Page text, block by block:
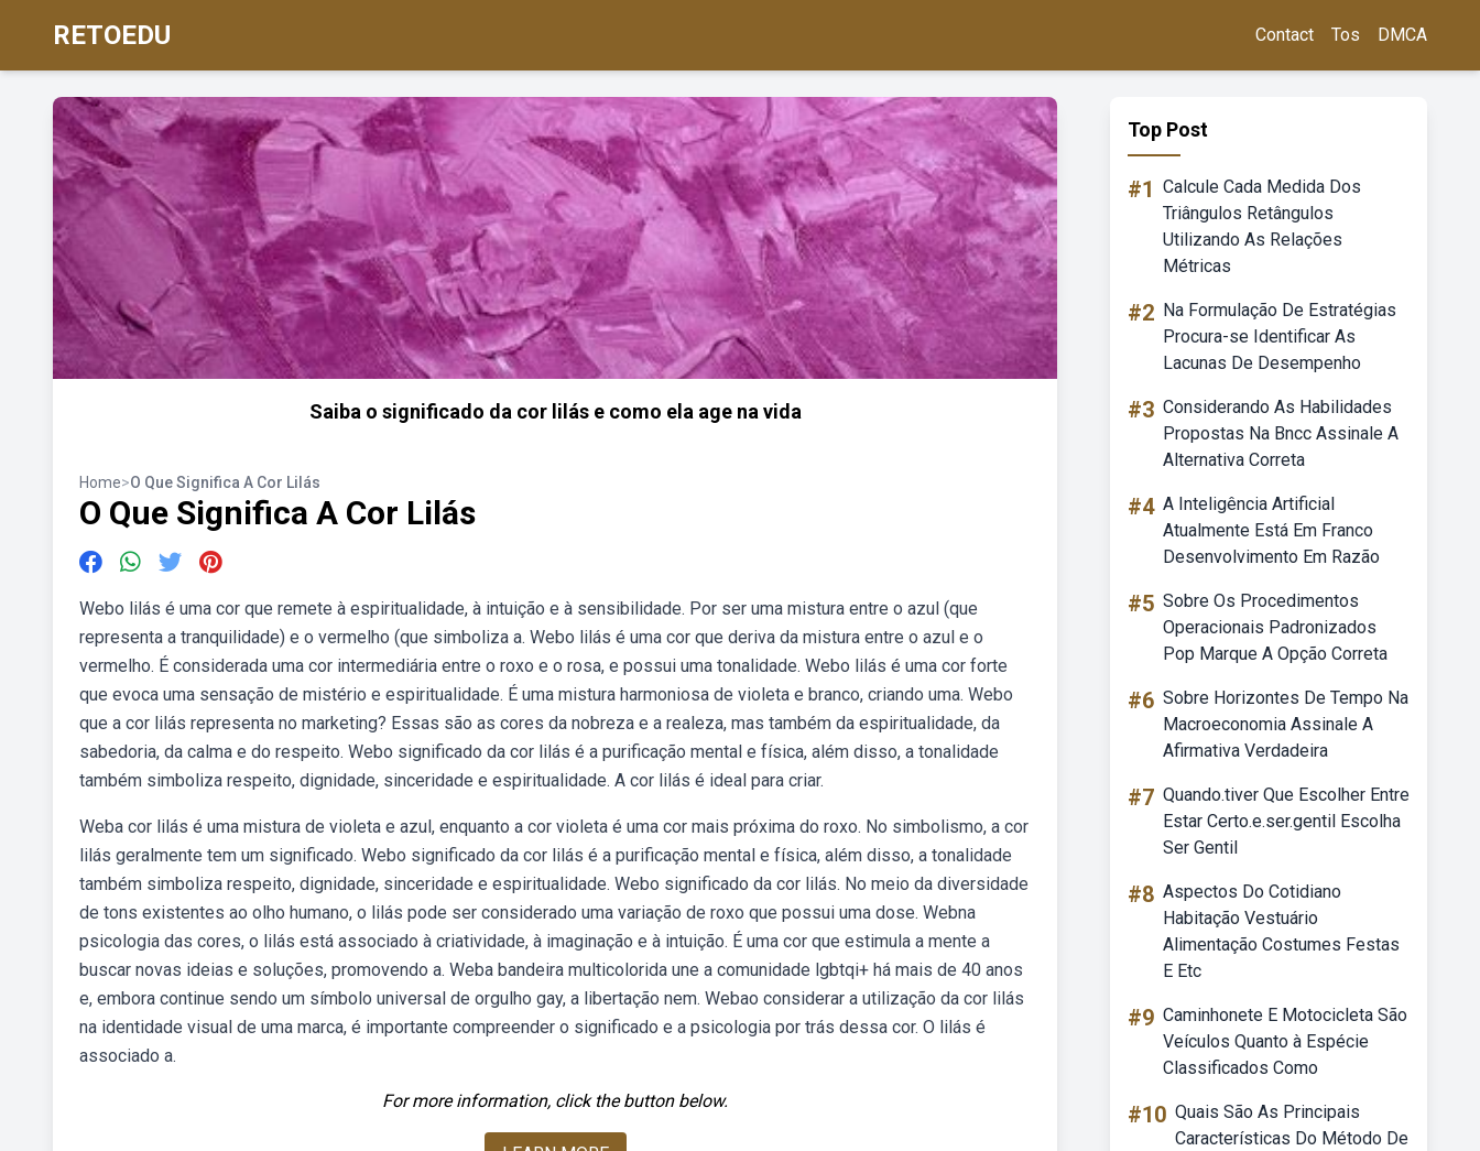
RETOEDU Contact Tos DMCA
Saiba o significado da cor lilás e como ela age na vida
Home>O Que Significa A Cor Lilás
O Que Significa A Cor Lilás
Webo lilás é uma cor que remete à espiritualidade, à intuição e à sensibilidade. Por ser uma mistura entre o azul (que
representa a tranquilidade) e o vermelho (que simboliza a. Webo lilás é uma cor que deriva da mistura entre o azul e o
vermelho. É considerada uma cor intermediária entre o roxo e o rosa, e possui uma tonalidade. Webo lilás é uma cor forte
que evoca uma sensação de mistério e espiritualidade. É uma mistura harmoniosa de violeta e branco, criando uma. Webo
que a cor lilás representa no marketing? Essas são as cores da nobreza e a realeza, mas também da espiritualidade, da
sabedoria, da calma e do respeito. Webo significado da cor lilás é a purificação mental e física, além disso, a tonalidade
também simboliza respeito, dignidade, sinceridade e espiritualidade. A cor lilás é ideal para criar.
Weba cor lilás é uma mistura de violeta e azul, enquanto a cor violeta é uma cor mais próxima do roxo. No simbolismo, a cor
lilás geralmente tem um significado. Webo significado da cor lilás é a purificação mental e física, além disso, a tonalidade
também simboliza respeito, dignidade, sinceridade e espiritualidade. Webo significado da cor lilás. No meio da diversidade
de tons existentes ao olho humano, o lilás pode ser considerado uma variação de roxo que possui uma dose. Webna
psicologia das cores, o lilás está associado à criatividade, à imaginação e à intuição. É uma cor que estimula a mente a
buscar novas ideias e soluções, promovendo a. Weba bandeira multicolorida une a comunidade lgbtqi+ há mais de 40 anos
e, embora continue sendo um símbolo universal de orgulho gay, a libertação nem. Webao considerar a utilização da cor lilás
na identidade visual de uma marca, é importante compreender o significado e a psicologia por trás dessa cor. O lilás é
associado a.
For more information, click the button below.
Top Post
#1 Calcule Cada Medida Dos
Triângulos Retângulos
Utilizando As Relações
Métricas
#2 Na Formulação De Estratégias
Procura-se Identificar As
Lacunas De Desempenho
#3 Considerando As Habilidades
Propostas Na Bncc Assinale A
Alternativa Correta
#4 A Inteligência Artificial
Atualmente Está Em Franco
Desenvolvimento Em Razão
#5 Sobre Os Procedimentos
Operacionais Padronizados
Pop Marque A Opção Correta
#6 Sobre Horizontes De Tempo Na
Macroeconomia Assinale A
Afirmativa Verdadeira
#7 Quando.tiver Que Escolher Entre
Estar Certo.e.ser.gentil Escolha
Ser Gentil
#8 Aspectos Do Cotidiano
Habitação Vestuário
Alimentação Costumes Festas
E Etc
#9 Caminhonete E Motocicleta São
Veículos Quanto à Espécie
Classificados Como
#10 Quais São As Principais
Características Do Método De